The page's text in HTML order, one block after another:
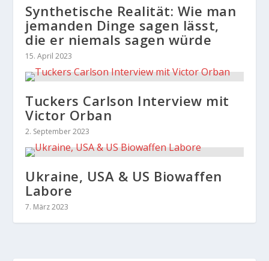
Synthetische Realität: Wie man
jemanden Dinge sagen lässt,
die er niemals sagen würde
15. April 2023
Tuckers Carlson Interview mit
Victor Orban
2. September 2023
Ukraine, USA & US Biowaffen
Labore
7. März 2023